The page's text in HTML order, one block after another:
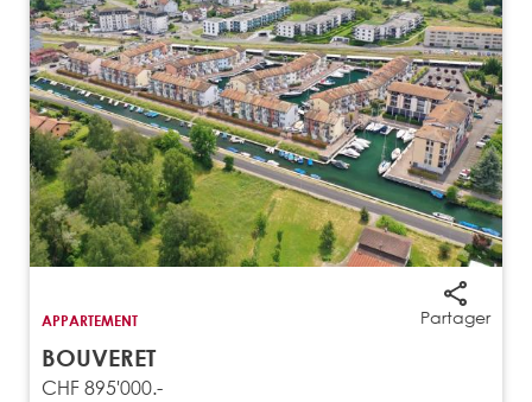
Partager
APPARTEMENT
BOUVERET
CHF 895'000.-